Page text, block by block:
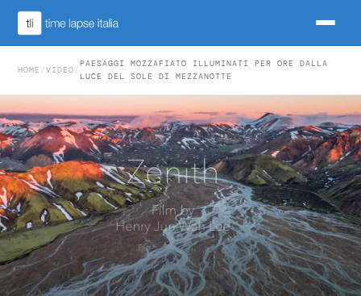
HOME /VIDEO /
PAESAGGI MOZZAFIATO ILLUMINATI PER ORE DALLA
LUCE DEL SOLE DI MEZZANOTTE